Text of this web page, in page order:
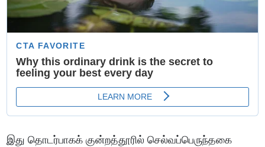
இது தொடர்பாகக் குன்றத்தூரில் செல்வப்பெருந்தகை